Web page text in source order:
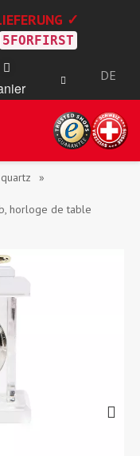
✓
5FORFIRST
DE
horloge de table